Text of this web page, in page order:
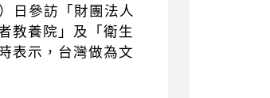
日參訪「財團法人
教養院」及「衛生
表示，台灣做為文